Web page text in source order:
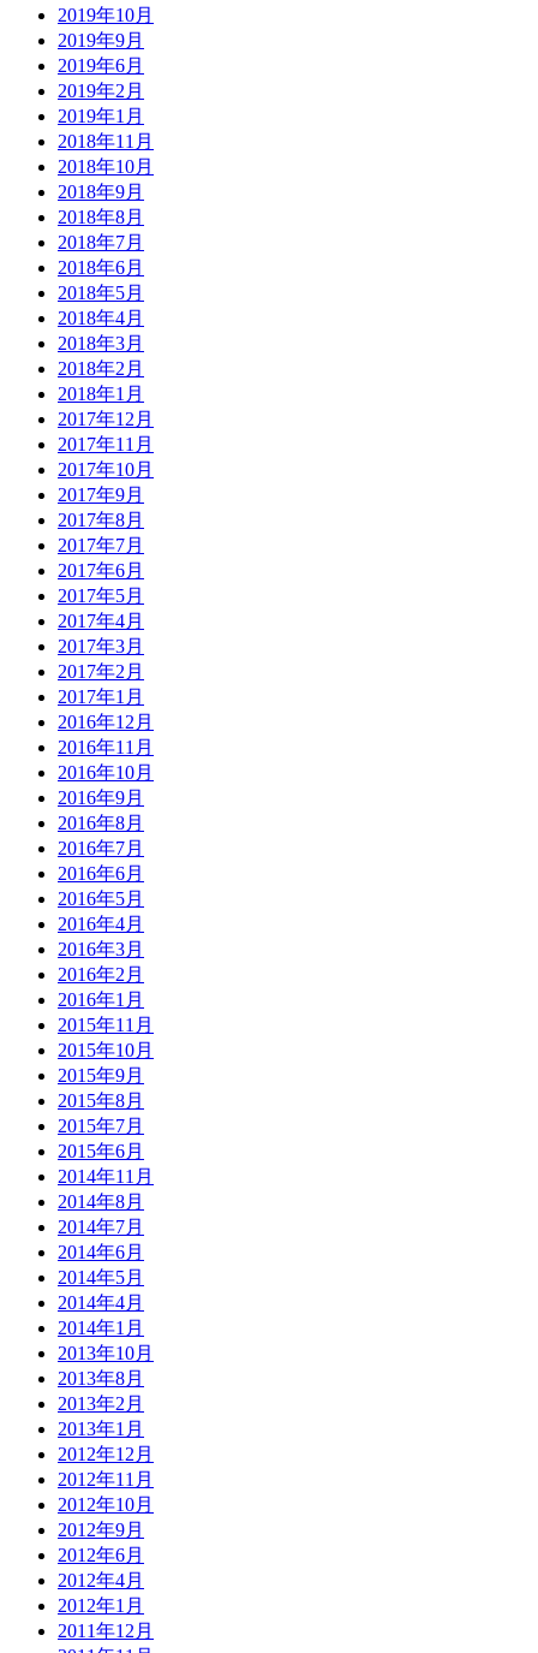
2019年10月
2019年9月
2019年6月
2019年2月
2019年1月
2018年11月
2018年10月
2018年9月
2018年8月
2018年7月
2018年6月
2018年5月
2018年4月
2018年3月
2018年2月
2018年1月
2017年12月
2017年11月
2017年10月
2017年9月
2017年8月
2017年7月
2017年6月
2017年5月
2017年4月
2017年3月
2017年2月
2017年1月
2016年12月
2016年11月
2016年10月
2016年9月
2016年8月
2016年7月
2016年6月
2016年5月
2016年4月
2016年3月
2016年2月
2016年1月
2015年11月
2015年10月
2015年9月
2015年8月
2015年7月
2015年6月
2014年11月
2014年8月
2014年7月
2014年6月
2014年5月
2014年4月
2014年1月
2013年10月
2013年8月
2013年2月
2013年1月
2012年12月
2012年11月
2012年10月
2012年9月
2012年6月
2012年4月
2012年1月
2011年12月